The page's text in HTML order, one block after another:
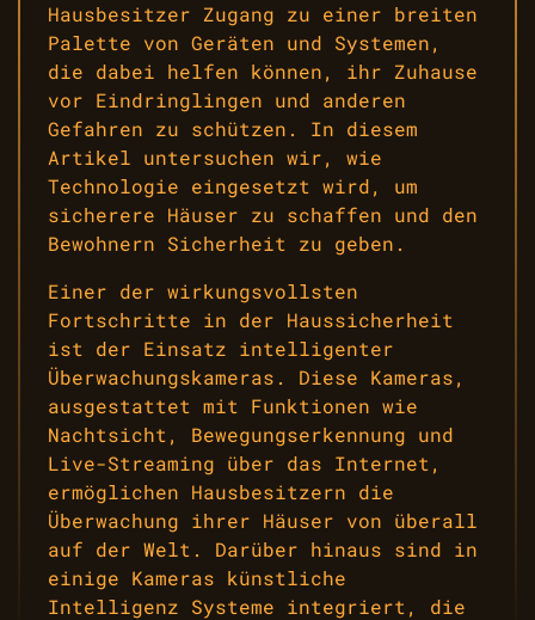
Hausbesitzer Zugang zu einer breiten
Palette von Geräten und Systemen,
die dabei helfen können, ihr Zuhause
vor Eindringlingen und anderen
Gefahren zu schützen. In diesem
Artikel untersuchen wir, wie
Technologie eingesetzt wird, um
sicherere Häuser zu schaffen und den
Bewohnern Sicherheit zu geben.
Einer der wirkungsvollsten
Fortschritte in der Haussicherheit
ist der Einsatz intelligenter
Überwachungskameras. Diese Kameras,
ausgestattet mit Funktionen wie
Nachtsicht, Bewegungserkennung und
Live-Streaming über das Internet,
ermöglichen Hausbesitzern die
Überwachung ihrer Häuser von überall
auf der Welt. Darüber hinaus sind in
einige Kameras künstliche
Intelligenz Systeme integriert, die